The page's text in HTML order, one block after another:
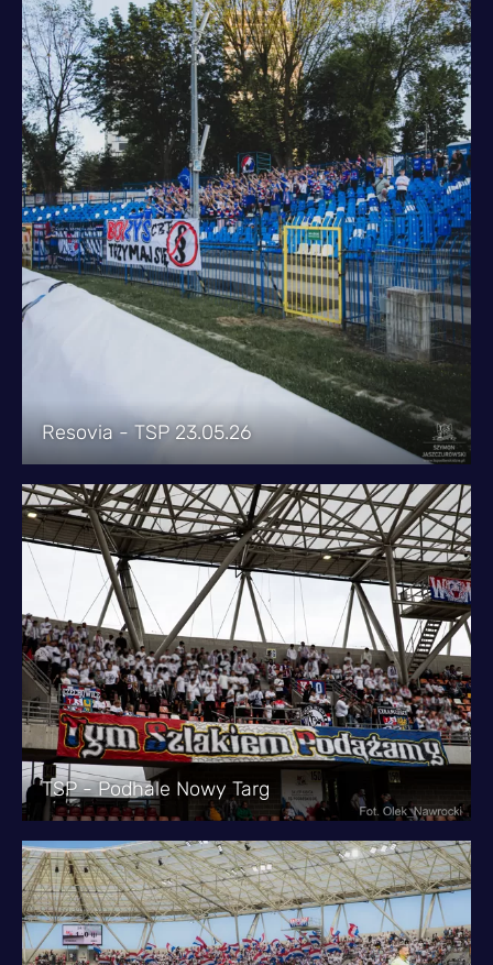
Resovia - TSP 23.05.26
TSP - Podhale Nowy Targ